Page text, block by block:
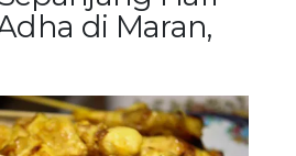
di Maran,